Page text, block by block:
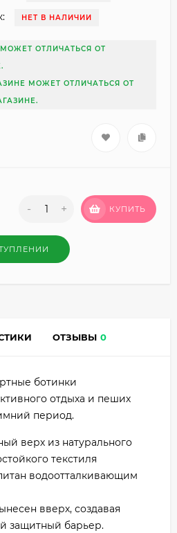
НЕТ В НАЛИЧИИ
ОТЛИЧАТЬСЯ ОТ
МОЖЕТ ОТЛИЧАТЬСЯ ОТ
- + КУПИТЬ
ОТЗЫВЫ 0
ботинки
отдыха и пеших
период.
верх из натурального
текстиля
водоотталкивающим
вверх, создавая
защитный барьер.